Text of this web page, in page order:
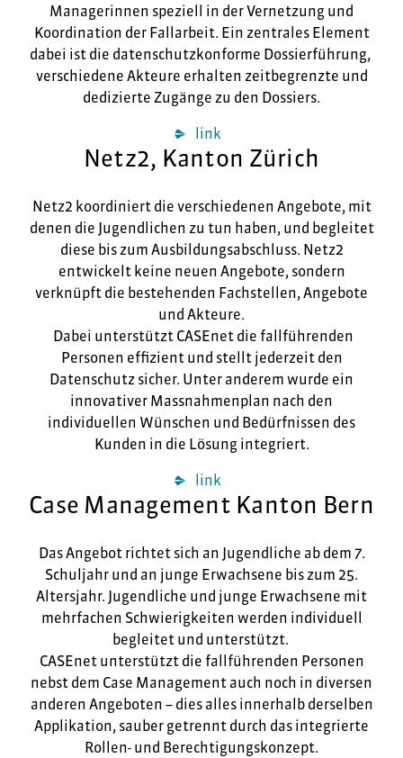
Managerinnen speziell in der Vernetzung und
Koordination der Fallarbeit. Ein zentrales Element
dabei ist die datenschutzkonforme Dossierführung,
verschiedene Akteure erhalten zeitbegrenzte und
dedizierte Zugänge zu den Dossiers.
link
Netz2, Kanton Zürich
Netz2 koordiniert die verschiedenen Angebote, mit
denen die Jugendlichen zu tun haben, und begleitet
diese bis zum Ausbildungsabschluss. Netz2
entwickelt keine neuen Angebote, sondern
verknüpft die bestehenden Fachstellen, Angebote
und Akteure.
Dabei unterstützt CASEnet die fallführenden
Personen effizient und stellt jederzeit den
Datenschutz sicher. Unter anderem wurde ein
innovativer Massnahmenplan nach den
individuellen Wünschen und Bedürfnissen des
Kunden in die Lösung integriert.
link
Case Management Kanton Bern
Das Angebot richtet sich an Jugendliche ab dem 7.
Schuljahr und an junge Erwachsene bis zum 25.
Altersjahr. Jugendliche und junge Erwachsene mit
mehrfachen Schwierigkeiten werden individuell
begleitet und unterstützt.
CASEnet unterstützt die fallführenden Personen
nebst dem Case Management auch noch in diversen
anderen Angeboten – dies alles innerhalb derselben
Applikation, sauber getrennt durch das integrierte
Rollen- und Berechtigungskonzept.